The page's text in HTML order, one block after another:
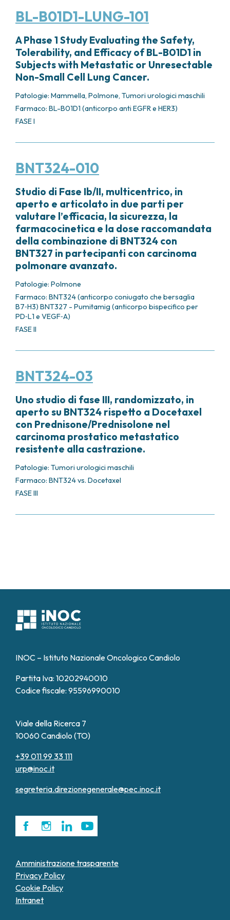
BL-B01D1-LUNG-101
A Phase 1 Study Evaluating the Safety,
Tolerability, and Efficacy of BL-B01D1 in
Subjects with Metastatic or Unresectable
Non-Small Cell Lung Cancer.
Patologie: Mammella, Polmone, Tumori urologici maschili
Farmaco: BL-B01D1 (anticorpo anti EGFR e HER3)
FASE I
BNT324-010
Studio di Fase Ib/II, multicentrico, in
aperto e articolato in due parti per
valutare l’efficacia, la sicurezza, la
farmacocinetica e la dose raccomandata
della combinazione di BNT324 con
BNT327 in partecipanti con carcinoma
polmonare avanzato.
Patologie: Polmone
Farmaco: BNT324 (anticorpo coniugato che bersaglia
B7‑H3) BNT327 - Pumitamig (anticorpo bispecifico per
PD‑L1 e VEGF‑A)
FASE II
BNT324-03
Uno studio di fase III, randomizzato, in
aperto su BNT324 rispetto a Docetaxel
con Prednisone/Prednisolone nel
carcinoma prostatico metastatico
resistente alla castrazione.
Patologie: Tumori urologici maschili
Farmaco: BNT324 vs. Docetaxel
FASE III
INOC – Istituto Nazionale Oncologico Candiolo
Partita Iva: 10202940010
Codice fiscale: 95596990010
Viale della Ricerca 7
10060 Candiolo (TO)
+39 011 99 33 111
urp@inoc.it
segreteria.direzionegenerale@pec.inoc.it
Amministrazione trasparente
Privacy Policy
Cookie Policy
Intranet